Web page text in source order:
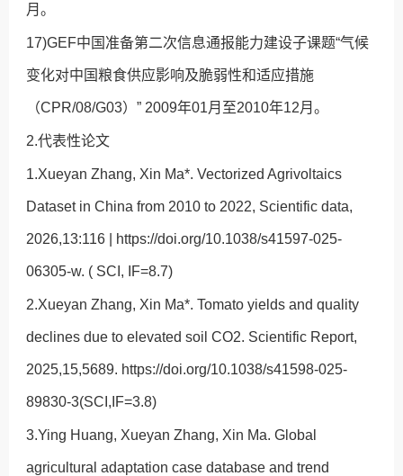
月。
17)GEF中国准备第二次信息通报能力建设子课题“气候
变化对中国粮食供应影响及脆弱性和适应措施
（CPR/08/G03）” 2009年01月至2010年12月。
2.代表性论文
1.Xueyan Zhang, Xin Ma*. Vectorized Agrivoltaics
Dataset in China from 2010 to 2022, Scientific data,
2026,13:116 | https://doi.org/10.1038/s41597-025-
06305-w. ( SCI, IF=8.7)
2.Xueyan Zhang, Xin Ma*. Tomato yields and quality
declines due to elevated soil CO2. Scientific Report,
2025,15,5689. https://doi.org/10.1038/s41598-025-
89830-3(SCI,IF=3.8)
3.Ying Huang, Xueyan Zhang, Xin Ma. Global
agricultural adaptation case database and trend